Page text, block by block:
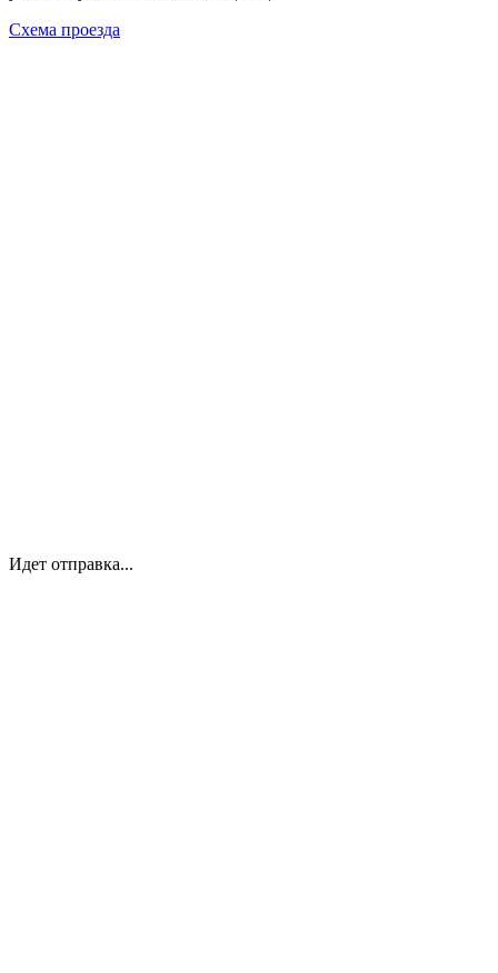
Схема проезда
Идет отправка...